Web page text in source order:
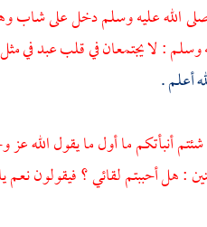
الله عليه وسلم دخل على شاب
: لا يجتمعان في قلب عبد في
أعلم .
أنبأتكم ما أول ما يقول الله
: هل أحببتم لقائي ؟ فيقولون نعم